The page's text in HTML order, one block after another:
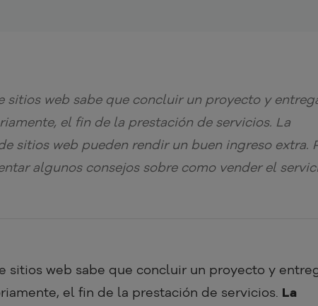
sitios web sabe que concluir un proyecto y
el fin de la prestación de servicios. La
sitios web pueden rendir un buen ingreso extra.
algunos consejos sobre como vender el
sitios web sabe que concluir un proyecto y
el fin de la prestación de servicios. La